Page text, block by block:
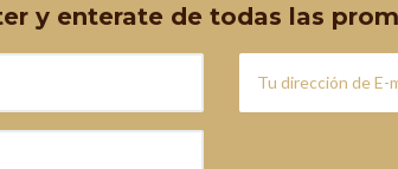
y enterate de todas las